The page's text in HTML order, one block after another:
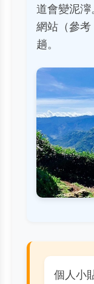
道會變泥
網站（參考
趟。
個人小